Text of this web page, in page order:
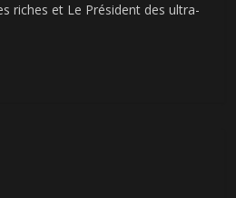
riches et Le Président des ultra-